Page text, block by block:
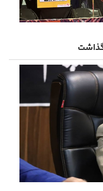
گذاشت